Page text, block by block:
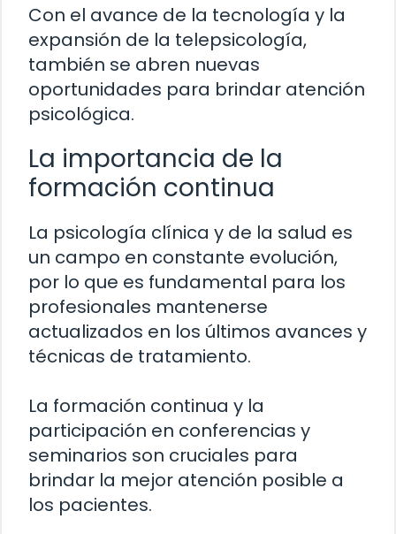
Con el avance de la tecnología y la
expansión de la telepsicología,
también se abren nuevas
oportunidades para brindar atención
psicológica.
La importancia de la
formación continua
La psicología clínica y de la salud es
un campo en constante evolución,
por lo que es fundamental para los
profesionales mantenerse
actualizados en los últimos avances y
técnicas de tratamiento.
La formación continua y la
participación en conferencias y
seminarios son cruciales para
brindar la mejor atención posible a
los pacientes.